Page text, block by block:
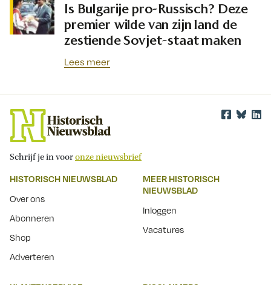
Is Bulgarije pro-Russisch? Deze
premier wilde van zijn land de
zestiende Sovjet-staat maken
Lees meer
Schrijf je in vooronze nieuwsbrief
HISTORISCH NIEUWSBLAD
Over ons
Abonneren
Shop
Adverteren
MEER HISTORISCH
NIEUWSBLAD
Inloggen
Vacatures